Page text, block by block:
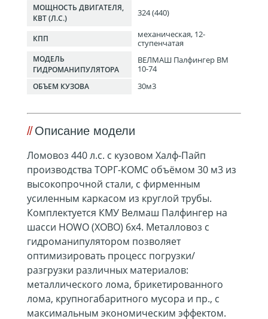
МОЩНОСТЬ ДВИГАТЕЛЯ,
КВТ (Л.С.)
324 (440)
КПП
механическая, 12-
ступенчатая
МОДЕЛЬ
ГИДРОМАНИПУЛЯТОРА
ВЕЛМАШ Палфингер ВМ
10-74
ОБЪЕМ КУЗОВА 30м3
Описание модели
Ломовоз 440 л.с. с кузовом Халф-Пайп
производства ТОРГ-КОМС объёмом 30 м3 из
высокопрочной стали, с фирменным
усиленным каркасом из круглой трубы.
Комплектуется КМУ Велмаш Палфингер на
шасси HOWO (ХОВО) 6x4. Металловоз с
гидроманипулятором позволяет
оптимизировать процесс погрузки/
разгрузки различных материалов:
металлического лома, брикетированного
лома, крупногабаритного мусора и пр., с
максимальным экономическим эффектом.